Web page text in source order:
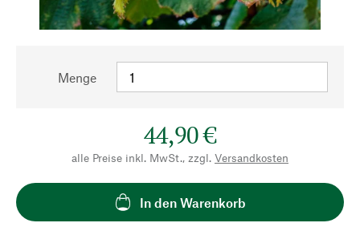
Menge
44,90 €
alle Preise inkl. MwSt., zzgl. Versandkosten
In den Warenkorb